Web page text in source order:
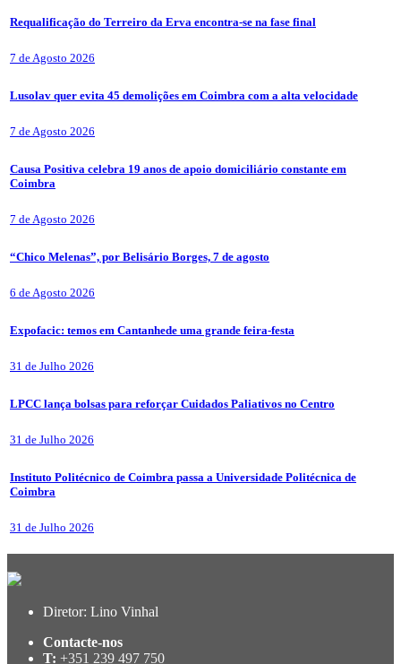
Requalificação do Terreiro da Erva encontra-se na fase final
7 de Agosto 2026
Lusolav quer evita 45 demolições em Coimbra com a alta velocidade
7 de Agosto 2026
Causa Positiva celebra 19 anos de apoio domiciliário constante em
Coimbra
7 de Agosto 2026
“Chico Melenas”, por Belisário Borges, 7 de agosto
6 de Agosto 2026
Expofacic: temos em Cantanhede uma grande feira-festa
31 de Julho 2026
LPCC lança bolsas para reforçar Cuidados Paliativos no Centro
31 de Julho 2026
Instituto Politécnico de Coimbra passa a Universidade Politécnica de
Coimbra
31 de Julho 2026
Diretor: Lino Vinhal
Contacte-nos
T: +351 239 497 750